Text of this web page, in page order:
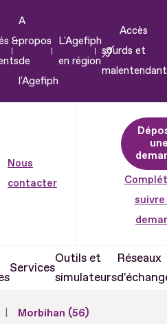
&
A
propos
de
l'Agefiph
L'Agefiph
en région
Accès
sourds et
Nous
contacter
suivre
Services
Outils et
simulateurs
Réseaux
Morbihan (56)